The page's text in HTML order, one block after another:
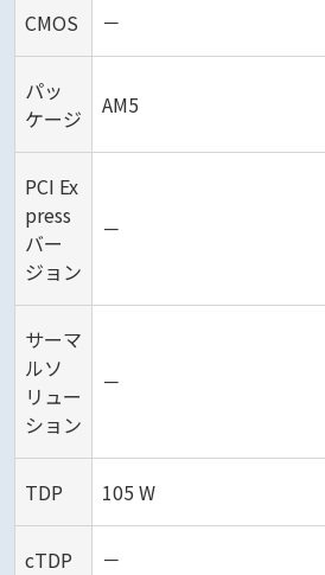
CMOS －
パッ
ケージ
AM5
PCI Ex
press
バー
ジョン
－
サーマ
ルソ
リュー
ション
－
TDP 105 W
cTDP －